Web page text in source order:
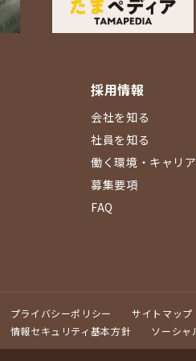
採用情報
会社を知る
社員を知る
働く環境・キャリ
募集要項
FAQ
プライバシーポリシー サイトマップ
情報セキュリティ基本方針
ソーシャ